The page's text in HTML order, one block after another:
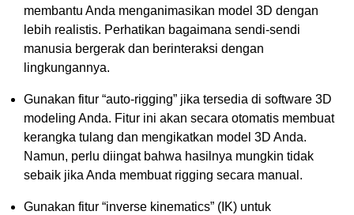
membantu Anda menganimasikan model 3D dengan
lebih realistis. Perhatikan bagaimana sendi-sendi
manusia bergerak dan berinteraksi dengan
lingkungannya.
Gunakan fitur “auto-rigging” jika tersedia di software 3D
modeling Anda. Fitur ini akan secara otomatis membuat
kerangka tulang dan mengikatkan model 3D Anda.
Namun, perlu diingat bahwa hasilnya mungkin tidak
sebaik jika Anda membuat rigging secara manual.
Gunakan fitur “inverse kinematics” (IK) untuk